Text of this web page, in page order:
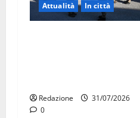
Attualità In città
Redazione
31/07/2026
0